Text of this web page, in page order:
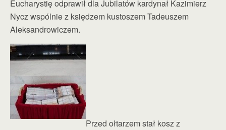
Eucharystię odprawił dla Jubilatów kardynał Kazimierz
Nycz wspólnie z księdzem kustoszem Tadeuszem
Aleksandrowiczem.
Przed ołtarzem stał kosz z